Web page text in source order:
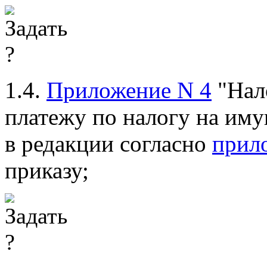
1.4. Приложение N 4
платежу по налогу на
в редакции согласно
приказу;